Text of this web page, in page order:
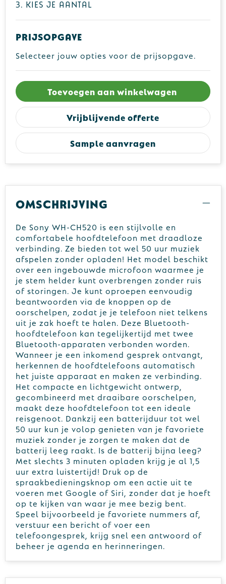
3. Kies je aantal
Prijsopgave
Selecteer jouw opties voor de prijsopgave.
Toevoegen aan winkelwagen
Vrijblijvende offerte
Sample aanvragen
Omschrijving
De Sony WH-CH520 is een stijlvolle en
comfortabele hoofdtelefoon met draadloze
verbinding. Ze bieden tot wel 50 uur muziek
afspelen zonder opladen! Het model beschikt
over een ingebouwde microfoon waarmee je
je stem helder kunt overbrengen zonder ruis
of storingen. Je kunt oproepen eenvoudig
beantwoorden via de knoppen op de
oorschelpen, zodat je je telefoon niet telkens
uit je zak hoeft te halen. Deze Bluetooth-
hoofdtelefoon kan tegelijkertijd met twee
Bluetooth-apparaten verbonden worden.
Wanneer je een inkomend gesprek ontvangt,
herkennen de hoofdtelefoons automatisch
het juiste apparaat en maken ze verbinding.
Het compacte en lichtgewicht ontwerp,
gecombineerd met draaibare oorschelpen,
maakt deze hoofdtelefoon tot een ideale
reisgenoot. Dankzij een batterijduur tot wel
50 uur kun je volop genieten van je favoriete
muziek zonder je zorgen te maken dat de
batterij leeg raakt. Is de batterij bijna leeg?
Met slechts 3 minuten opladen krijg je al 1,5
uur extra luistertijd! Druk op de
spraakbedieningsknop om een actie uit te
voeren met Google of Siri, zonder dat je hoeft
op te kijken van waar je mee bezig bent.
Speel bijvoorbeeld je favoriete nummers af,
verstuur een bericht of voer een
telefoongesprek, krijg snel een antwoord of
beheer je agenda en herinneringen.